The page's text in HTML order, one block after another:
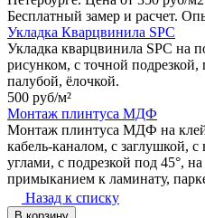
Бесплатный замер и расчет.
Укладка Кварцвинила SPC
Укладка кварцвинила SPC на
рисунком, с точной подрезкой,
палубой, ёлочкой.
500 руб/м²
Монтаж плинтуса МДФ
Монтаж плинтуса МДФ на
кабель-каналом, с заглушкой,
углами, с подрезкой под 45°,
примыканием к ламинату,
Назад к списку